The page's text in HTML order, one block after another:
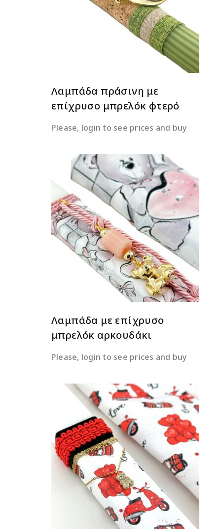
ΔΙΑΒΆΣΤΕ ΠΕΡΙΣΣΌΤΕΡΑ
Λαμπάδα πράσινη με
επίχρυσο μπρελόκ φτερό
Please, login to see prices and buy
ΔΙΑΒΆΣΤΕ ΠΕΡΙΣΣΌΤΕΡΑ
Λαμπάδα με επίχρυσο
μπρελόκ αρκουδάκι
Please, login to see prices and buy
ΔΙΑΒΆΣΤΕ ΠΕΡΙΣΣΌΤΕΡΑ